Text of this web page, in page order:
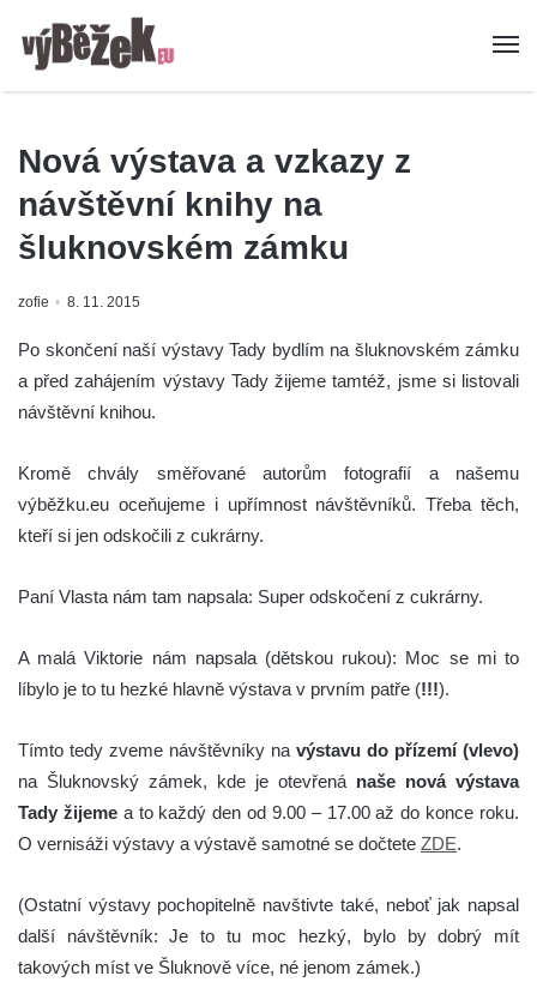
Nová výstava a vzkazy z
návštěvní knihy na
šluknovském zámku
zofie 8. 11. 2015
Po skončení naší výstavy Tady bydlím na šluknovském zámku
a před zahájením výstavy Tady žijeme tamtéž, jsme si listovali
návštěvní knihou.
Kromě chvály směřované autorům fotografií a našemu
výběžku.eu oceňujeme i upřímnost návštěvníků. Třeba těch,
kteří si jen odskočili z cukrárny.
Paní Vlasta nám tam napsala: Super odskočení z cukrárny.
A malá Viktorie nám napsala (dětskou rukou): Moc se mi to
líbylo je to tu hezké hlavně výstava v prvním patře (!!!).
Tímto tedy zveme návštěvníky na výstavu do přízemí (vlevo)
na Šluknovský zámek, kde je otevřená naše nová výstava
Tady žijemea to každý den od 9.00 – 17.00 až do konce roku.
O vernisáži výstavy a výstavě samotné se dočtete ZDE.
(Ostatní výstavy pochopitelně navštivte také, neboť jak napsal
další návštěvník: Je to tu moc hezký, bylo by dobrý mít
takových míst ve Šluknově více, né jenom zámek.)